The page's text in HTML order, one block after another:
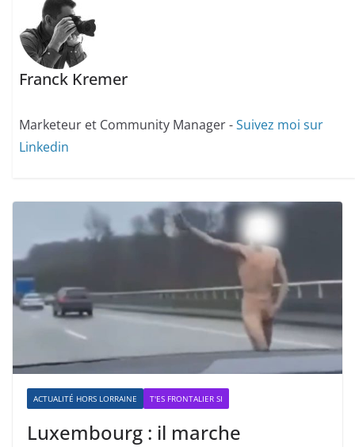
Franck Kremer
Marketeur et Community Manager -Suivez moi sur
Linkedin
ACTUALITÉ HORS LORRAINE T'ES FRONTALIER SI
Luxembourg : il marche